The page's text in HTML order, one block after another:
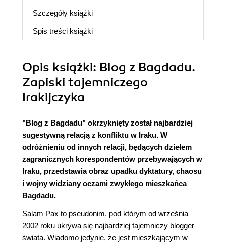
Szczegóły książki
Spis treści książki
Opis książki: Blog z Bagdadu.
Zapiski tajemniczego
Irakijczyka
"Blog z Bagdadu" okrzyknięty został najbardziej
sugestywną relacją z konfliktu w Iraku. W
odróżnieniu od innych relacji, będących dziełem
zagranicznych korespondentów przebywających w
Iraku, przedstawia obraz upadku dyktatury, chaosu
i wojny widziany oczami zwykłego mieszkańca
Bagdadu.
Salam Pax to pseudonim, pod którym od września
2002 roku ukrywa się najbardziej tajemniczy blogger
świata. Wiadomo jedynie, że jest mieszkającym w